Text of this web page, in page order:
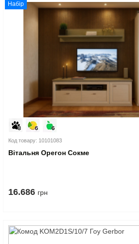
Набір
Код товару: 10101083
Вітальня Орегон Сокме
16.686 грн